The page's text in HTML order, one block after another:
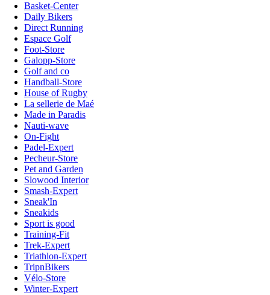
Basket-Center
Daily Bikers
Direct Running
Espace Golf
Foot-Store
Galopp-Store
Golf and co
Handball-Store
House of Rugby
La sellerie de Maé
Made in Paradis
Nauti-wave
On-Fight
Padel-Expert
Pecheur-Store
Pet and Garden
Slowood Interior
Smash-Expert
Sneak'In
Sneakids
Sport is good
Training-Fit
Trek-Expert
Triathlon-Expert
TripnBikers
Vélo-Store
Winter-Expert